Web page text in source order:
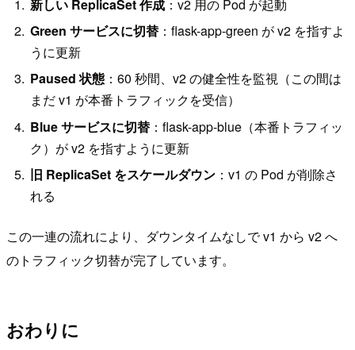
新しい ReplicaSet 作成 ：v2 用の Pod が起動
Green サービスに切替 ：flask-app-green が v2 を指すよ
うに更新
Paused 状態 ：60 秒間、v2 の健全性を監視（この間は
まだ v1 が本番トラフィックを受信）
Blue サービスに切替 ：flask-app-blue（本番トラフィッ
ク）が v2 を指すように更新
旧 ReplicaSet をスケールダウン ：v1 の Pod が削除さ
れる
この一連の流れにより、ダウンタイムなしで v1 から v2 へ
のトラフィック切替が完了しています。
おわりに